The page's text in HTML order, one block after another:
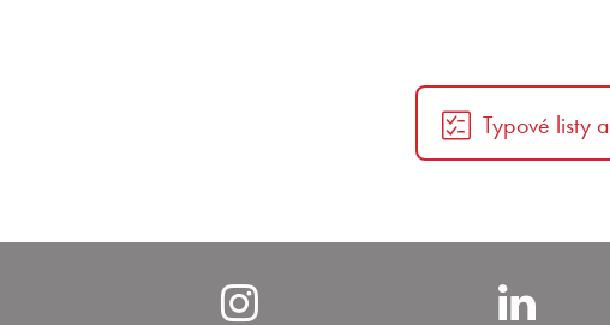
Typové listy
https://www.facebook.com/
https://